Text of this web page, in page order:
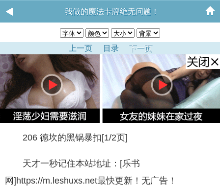
我做的魔法卡牌绝无问题！
上一页 目录 下一页
206 德坎的黑锅暴扣[1/2页]
天才一秒记住本站地址：[乐书
网]https://m.leshuxs.net最快更新！无广告！